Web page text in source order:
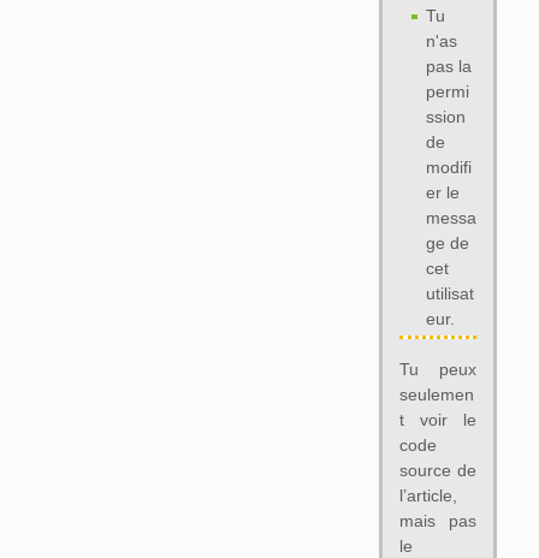
Tu
n'as
pas la
permi
ssion
de
modifi
er le
messa
ge de
cet
utilisat
eur.
Tu peux
seulemen
t voir le
code
source de
l’article,
mais pas
le